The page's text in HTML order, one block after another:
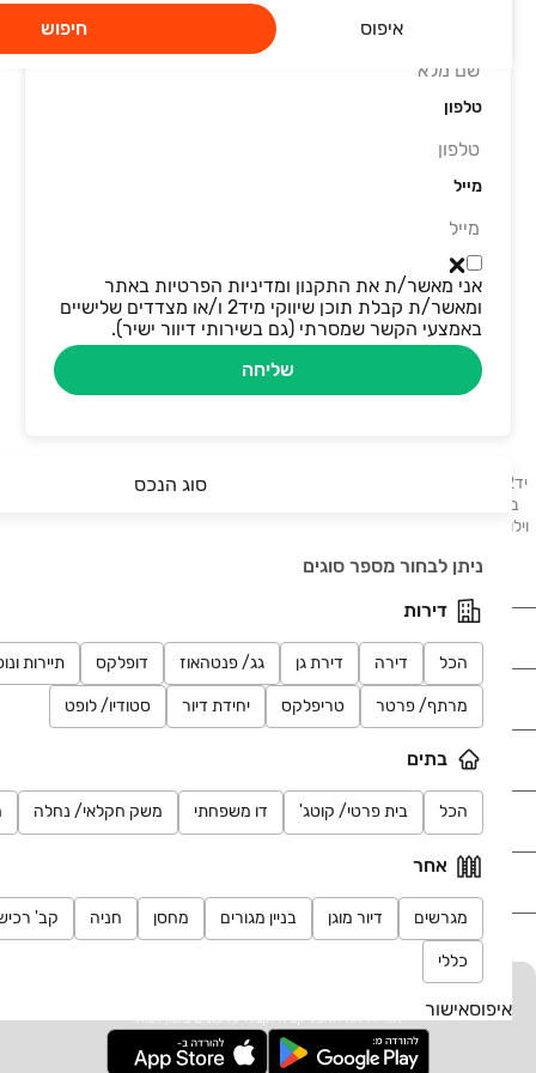
סוג הנכס
ניתן לבחור מספר סוגים
דירות
הכל דירה דירת גן גג/ פנטהאוז דופלקס תיירות
מרתף/ פרטר טריפלקס יחידת דיור סטודיו/ לופט
בתים
הכל בית פרטי/ קוטג' דו משפחתי משק חקלאי/ נחלה
אחר
מגרשים דיור מוגן בניין מגורים מחסן חניה קב'
כללי
איפוסאישור
איפוס חיפוש
טלפון
מייל
אני מאשר/ת את התקנון ומדיניות הפרטיות באתר
ומאשר/ת קבלת תוכן שיווקי מיד2 ו/או מצדדים שלישיים
באמצעי הקשר שמסרתי (גם בשירותי דיוור ישיר).
שליחה
יד2 - דירות למכירה מציע לכם מגוון הזדמנויות לרכישת דירות המוצעות למכירה
ברחבי הארץ. בלוח תמצאו דירות, דירות גן, דירות יוקרה ונכסים נוספים: בתים,
וילות, פנטהאוזים, קוטג׳ים, ועוד. דירות למכירה בתל אביב, דירות למכירה בחיפה,
מוצרים
עוד באתר
הורידו את האפליקציה וקבלו עדכונים בזמן אמת